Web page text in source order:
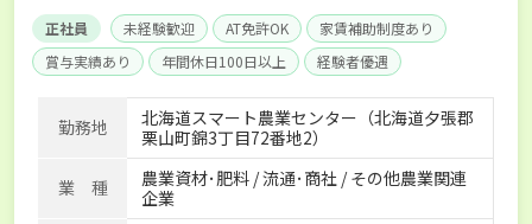
正社員 未経験歓迎 AT免許OK
家賃補助制度あり
賞与実績あり
年間休日100日以上
経験者優遇
産休･育休取得実績あり
社会保険完備
勤務地
北海道スマート農業センター（北海道夕張郡
栗山町錦3丁目72番地2）
業 種
農業資材･肥料 / 流通･商社 / その他農業関連
企業